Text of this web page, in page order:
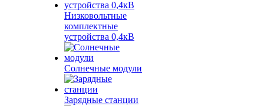
Низковольтные
комплектные
устройства 0,4кВ
Солнечные модули
Зарядные станции